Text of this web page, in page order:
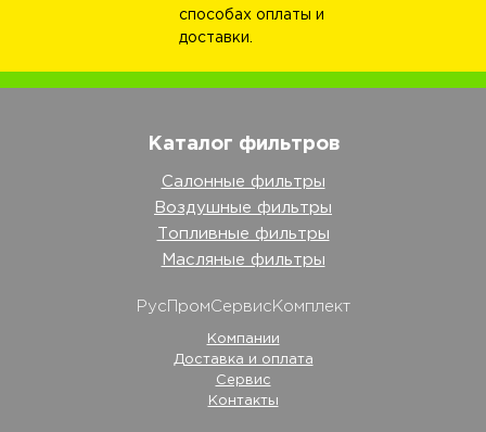
способах оплаты и
доставки.
Каталог фильтров
Салонные фильтры
Воздушные фильтры
Топливные фильтры
Масляные фильтры
РусПромСервисКомплект
Компании
Доставка и оплата
Сервис
Контакты